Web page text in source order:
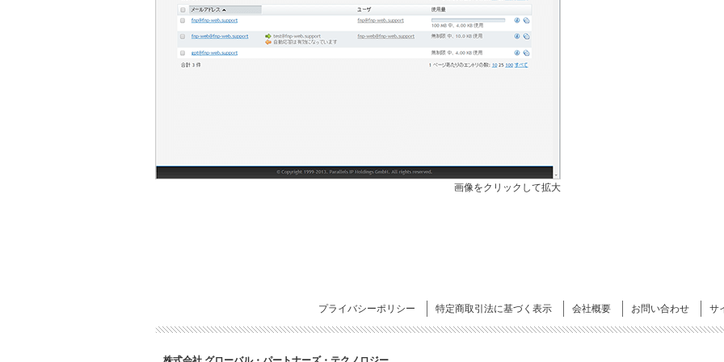
画像をクリックして拡大
プライバシーポリシー 特定商取引法に基づく表示 会社概要 お問い合わせ サ